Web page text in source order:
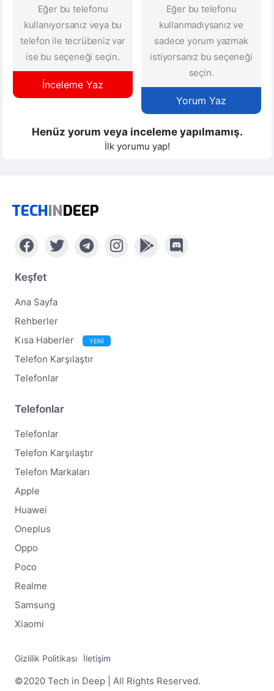
Eğer bu telefonu
kullanıyorsanız veya bu
telefon ile tecrübeniz var
ise bu seçeneği seçin.
İnceleme Yaz
Eğer bu telefonu
kullanmadıysanız ve
sadece yorum yazmak
istiyorsanız bu seçeneği
seçin.
Yorum Yaz
Henüz yorum veya inceleme yapılmamış.
İlk yorumu yap!
TECHINDEEP
Keşfet
Ana Sayfa
Rehberler
Kısa Haberler
YENİ
Telefon Karşılaştır
Telefonlar
Telefonlar
Telefonlar
Telefon Karşılaştır
Telefon Markaları
Apple
Huawei
Oneplus
Oppo
Poco
Realme
Samsung
Xiaomi
Gizlilik Politikası İletişim
©2020 Tech in Deep | All Rights Reserved.